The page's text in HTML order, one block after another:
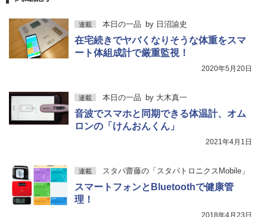
連載 本日の一品 by 日沼諭史
在宅続きでヤバくなりそうな体重をスマ
ート体組成計で厳重監視！
2020年5月20日
連載 本日の一品 by 大木真一
音波でスマホと同期できる体温計、オム
ロンの「けんおんくん」
2021年4月1日
連載 スタパ齋藤の「スタパトロニクスMobile」
スマートフォンとBluetoothで健康管
理！